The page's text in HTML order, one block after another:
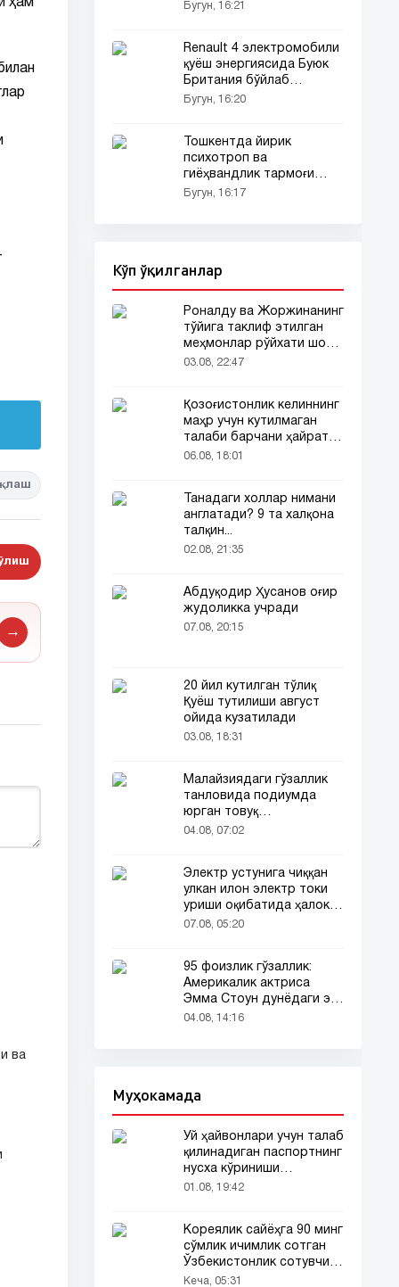
ҳам
→
ва
Бугун, 16:21
Renault 4 электромобили
қуёш энергиясида Буюк
Британия бўйлаб
сафарга чиқди
Бугун, 16:20
Тошкентда йирик
психотроп ва
гиёҳвандлик тармоғи
фош этилди!
Бугун, 16:17
Кўп ўқилганлар
Роналду ва Жоржинанинг
тўйига таклиф этилган
меҳмонлар рўйхати шов-
шувда
03.08, 22:47
Қозоғистонлик келиннинг
маҳр учун кутилмаган
талаби барчани ҳайратга
солди
06.08, 18:01
Танадаги холлар нимани
англатади? 9 та халқона
талқин...
02.08, 21:35
Абдуқодир Ҳусанов оғир
жудоликка учради
07.08, 20:15
20 йил кутилган тўлиқ
Қуёш тутилиши август
ойида кузатилади
03.08, 18:31
Малайзиядаги гўзаллик
танловида подиумда
юрган товуқ
томошабинлар
04.08, 07:02
Электр устунига чиққан
улкан илон электр токи
уриши оқибатида ҳалок
бўлди
07.08, 05:20
95 фоизлик гўзаллик:
Америкалик актриса
Эмма Стоун дунёдаги энг
гўзал аёл деб топилди!
04.08, 14:16
Муҳокамада
Уй ҳайвонлари учун талаб
қилинадиган паспортнинг
нусха кўриниши
тармоқларда тарқалди
01.08, 19:42
Кореялик сайёҳга 90 минг
сўмлик ичимлик сотган
Ўзбекистонлик сотувчи
Корея телевидениясида
Кеча, 05:31